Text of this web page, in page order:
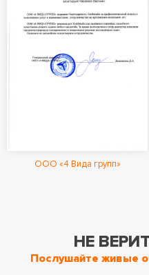
ООО «4 Вида групп»
НЕ
Послушайте живые